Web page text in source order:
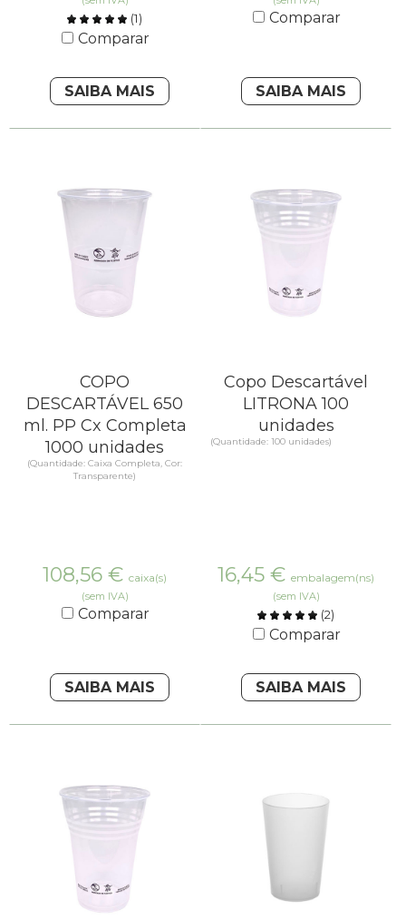
(1)
Comparar
SAIBA MAIS
Comparar
SAIBA MAIS
COPO
DESCARTÁVEL 650
ml. PP Cx Completa
1000 unidades
(Quantidade: Caixa Completa, Cor:
Transparente)
108,56 € caixa(s)
(sem IVA)
Comparar
SAIBA MAIS
Copo Descartável
LITRONA 100
unidades
(Quantidade: 100 unidades)
16,45 € embalagem(ns)
(sem IVA)
(2)
Comparar
SAIBA MAIS